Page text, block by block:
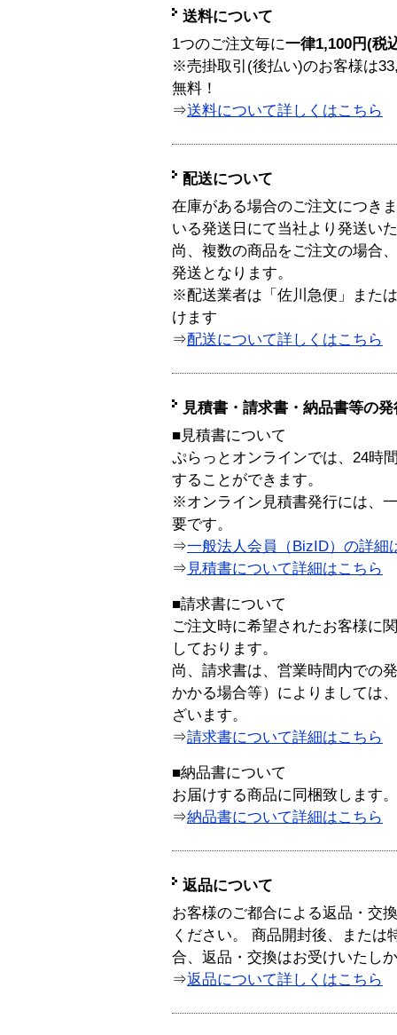
送料について
1つのご注文毎に一律1,100円(税
※売掛取引(後払い)のお客様は
無料！
⇒送料について詳しくはこちら
配送について
在庫がある場合のご注文につき
いる発送日にて当社より発送い
尚、複数の商品をご注文の場合
発送となります。
※配送業者は「佐川急便」また
けます
⇒配送について詳しくはこちら
見積書・請求書・納品書等の
■見積書について
ぷらっとオンラインでは、24時
することができます。
※オンライン見積書発行には、
要です。
⇒一般法人会員（BizID）の詳細
⇒ 見積書について詳細はこちら
■請求書について
ご注文時に希望されたお客様に
しております。
尚、請求書は、営業時間内での
かかる場合等）によりましては
ざいます。
⇒請求書について詳細はこちら
■納品書について
お届けする商品に同梱致します。
⇒納品書について詳細はこちら
返品について
お客様のご都合による返品・交
ください。 商品開封後、または
合、返品・交換はお受けいたし
⇒返品について詳しくはこちら